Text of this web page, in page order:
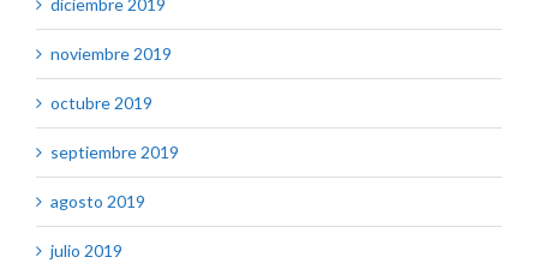
noviembre 2019
octubre 2019
septiembre 2019
agosto 2019
julio 2019